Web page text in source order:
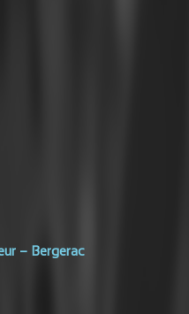
– Bergerac